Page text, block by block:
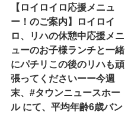
【ロイロイロ応援メニュ
ー！のご案内】ロイロイ
ロ、リハの休憩中応援メニ
ューのお子様ランチと一緒
にパチリこの後のリハも頑
張ってくださいーー今週
末、#タウンニュースホー
ル にて、平均年齢6歳バン